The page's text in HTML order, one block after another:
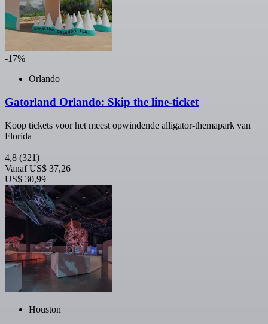
-17%
Orlando
Gatorland Orlando: Skip the line-ticket
Koop tickets voor het meest opwindende alligator-themapark van
Florida
4,8 (321)
Vanaf US$ 37,26
US$ 30,99
Houston